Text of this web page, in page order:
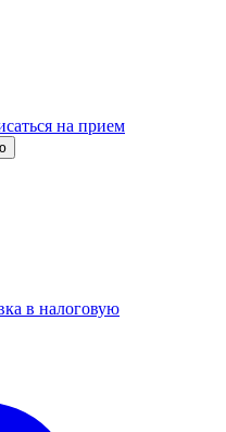
на прием
в налоговую